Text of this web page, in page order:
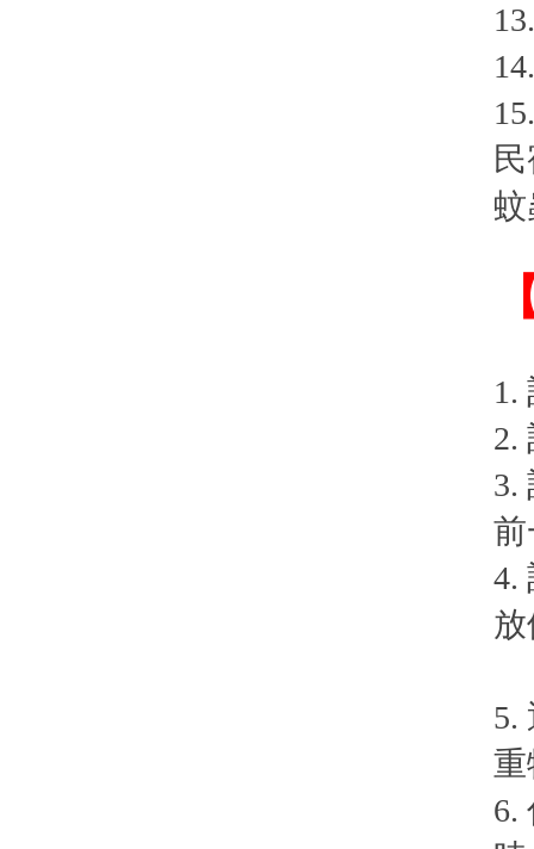
1.
2.
3.
前
4.
5.
重
6.